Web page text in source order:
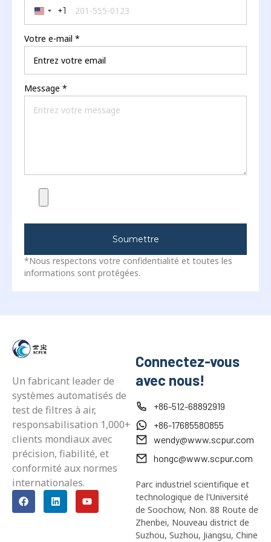
United States +1
+1
Votre e-mail *
Message *
Soumettre
*Nous respectons votre confidentialité et toutes les
informations sont protégées.
Un fabricant leader de
systèmes automatisés de
test de filtres à air,
responsabilisation 1,000+
clients mondiaux avec
précision, fiabilité, et
conformité aux normes
internationales.
Connectez-vous
avec nous!
+86-512-68892919
+86-17685580855
wendy@www.scpur.com
hongc@www.scpur.com
Parc industriel scientifique et
technologique de l'Université
de Soochow, Non. 88 Route de
Zhenbei, Nouveau district de
Suzhou, Suzhou, Jiangsu, Chine